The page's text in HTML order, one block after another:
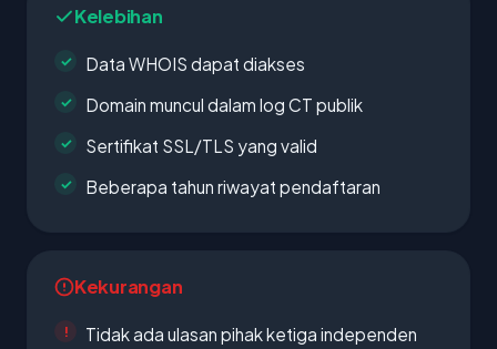
Kelebihan
Data WHOIS dapat diakses
Domain muncul dalam log CT publik
Sertifikat SSL/TLS yang valid
Beberapa tahun riwayat pendaftaran
Kekurangan
Tidak ada ulasan pihak ketiga independen